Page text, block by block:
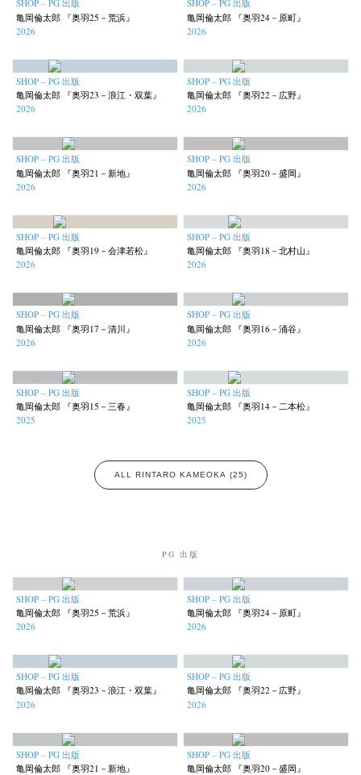
Terms & Privacy Policy Bookstores Newsletter
Akifumi Tanaka (7) Fumikiyo Nagamachi (27) Kazumichi Hashimoto
(101) Masako Matsui
Nana Kakuda Naonori Oshima (38)
Park (16) photographers’ gallery press
Renchan Review Rintaro Kameoka (32) Shoreline
Special Exhibitions (60) Takuro Yoneda (44) Tomonori Ryu (15)
SHOP – PG 出版
亀岡倫太郎 『奥羽25－荒浜』
2026
SHOP – PG 出版
亀岡倫太郎 『奥羽24－原町』
2026
SHOP – PG 出版
亀岡倫太郎 『奥羽23－浪江・双葉』
2026
SHOP – PG 出版
亀岡倫太郎 『奥羽22－広野』
2026
SHOP – PG 出版
亀岡倫太郎 『奥羽21－新地』
2026
SHOP – PG 出版
亀岡倫太郎 『奥羽20－盛岡』
2026
SHOP – PG 出版
亀岡倫太郎 『奥羽19－会津若松』
2026
SHOP – PG 出版
亀岡倫太郎 『奥羽18－北村山』
2026
SHOP – PG 出版
亀岡倫太郎 『奥羽17－清川』
2026
SHOP – PG 出版
亀岡倫太郎 『奥羽16－涌谷』
2026
SHOP – PG 出版
亀岡倫太郎 『奥羽15－三春』
2025
SHOP – PG 出版
亀岡倫太郎 『奥羽14－二本松』
2025
ALL RINTARO KAMEOKA (25)
PG 出版
SHOP – PG 出版
亀岡倫太郎 『奥羽25－荒浜』
2026
SHOP – PG 出版
亀岡倫太郎 『奥羽24－原町』
2026
SHOP – PG 出版
亀岡倫太郎 『奥羽23－浪江・双葉』
2026
SHOP – PG 出版
亀岡倫太郎 『奥羽22－広野』
2026
SHOP – PG 出版
亀岡倫太郎 『奥羽21－新地』
SHOP – PG 出版
亀岡倫太郎 『奥羽20－盛岡』